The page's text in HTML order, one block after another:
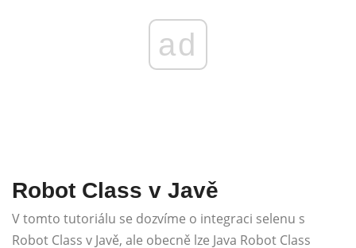
ad
Robot Class v Javě
V tomto tutoriálu se dozvíme o integraci selenu s
Robot Class v Javě, ale obecně lze Java Robot Class